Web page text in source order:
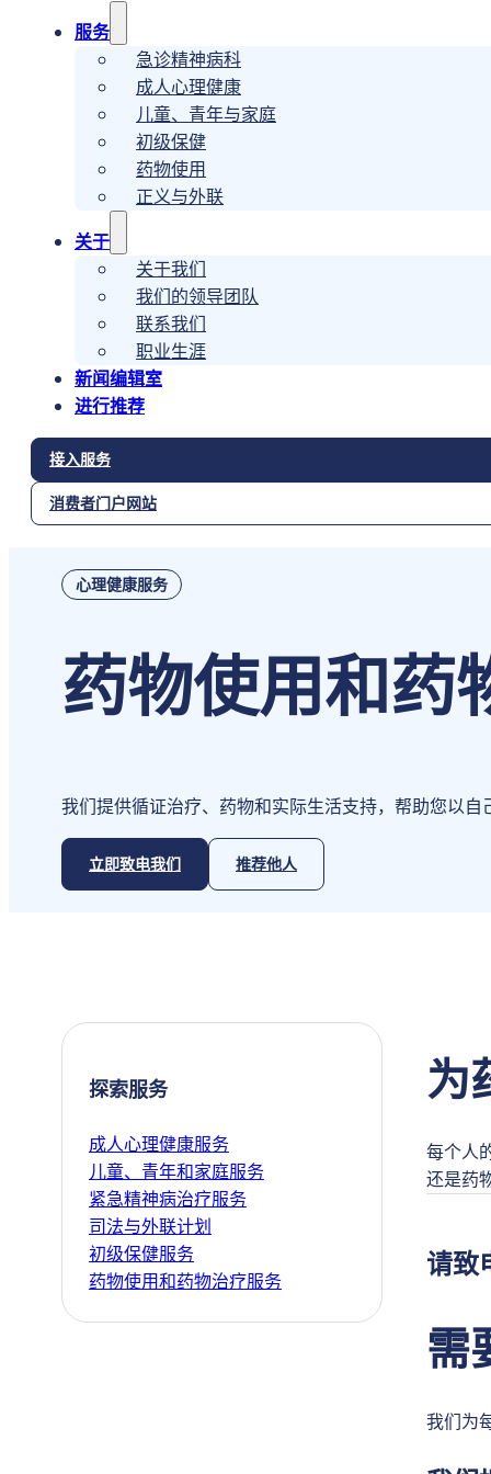
服务
急诊精神病科
成人心理健康
儿童、青年与家庭
初级保健
药物使用
正义与外联
关于
关于我们
我们的领导团队
联系我们
职业生涯
新闻编辑室
进行推荐
接入服务
消费者门户网站
药物使用和药
心理健康服务
我们提供循证治疗、药物和实际生活支持，帮助您以自
立即致电我们 推荐他人
探索服务
成人心理健康服务
儿童、青年和家庭服务
紧急精神病治疗服务
司法与外联计划
初级保健服务
药物使用和药物治疗服务
为
每个人
还是药
请致
需
我们为